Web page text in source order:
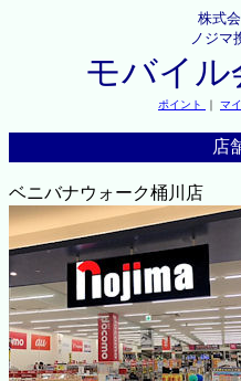
株式
ノジマ
モバイル
ポイント ｜ マ
店
ベニバナウォーク桶川店